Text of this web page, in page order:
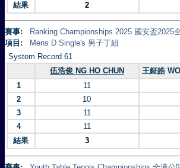
結果
2
賽事:
Ranking Championships 2025 國安盃2025
項目:
Mens D Single's 男子丁組
System Record 61
伍浩俊 NG HO CHUN
王鉦皓
1
11
2
10
3
11
4
11
結果
3